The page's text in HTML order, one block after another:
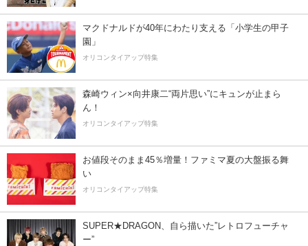
マクドナルドが40年にわたり支える「小学生の甲子
園」
オリコンタイアップ特集
森崎ウィン×向井康二“両片思い”にキュンが止まら
ん！
オリコンタイアップ特集
お値段そのまま45％増量！ファミマ夏の大盤振る舞
い
オリコンタイアップ特集
SUPER★DRAGON、自ら描いた”レトロフューチャ
ー”